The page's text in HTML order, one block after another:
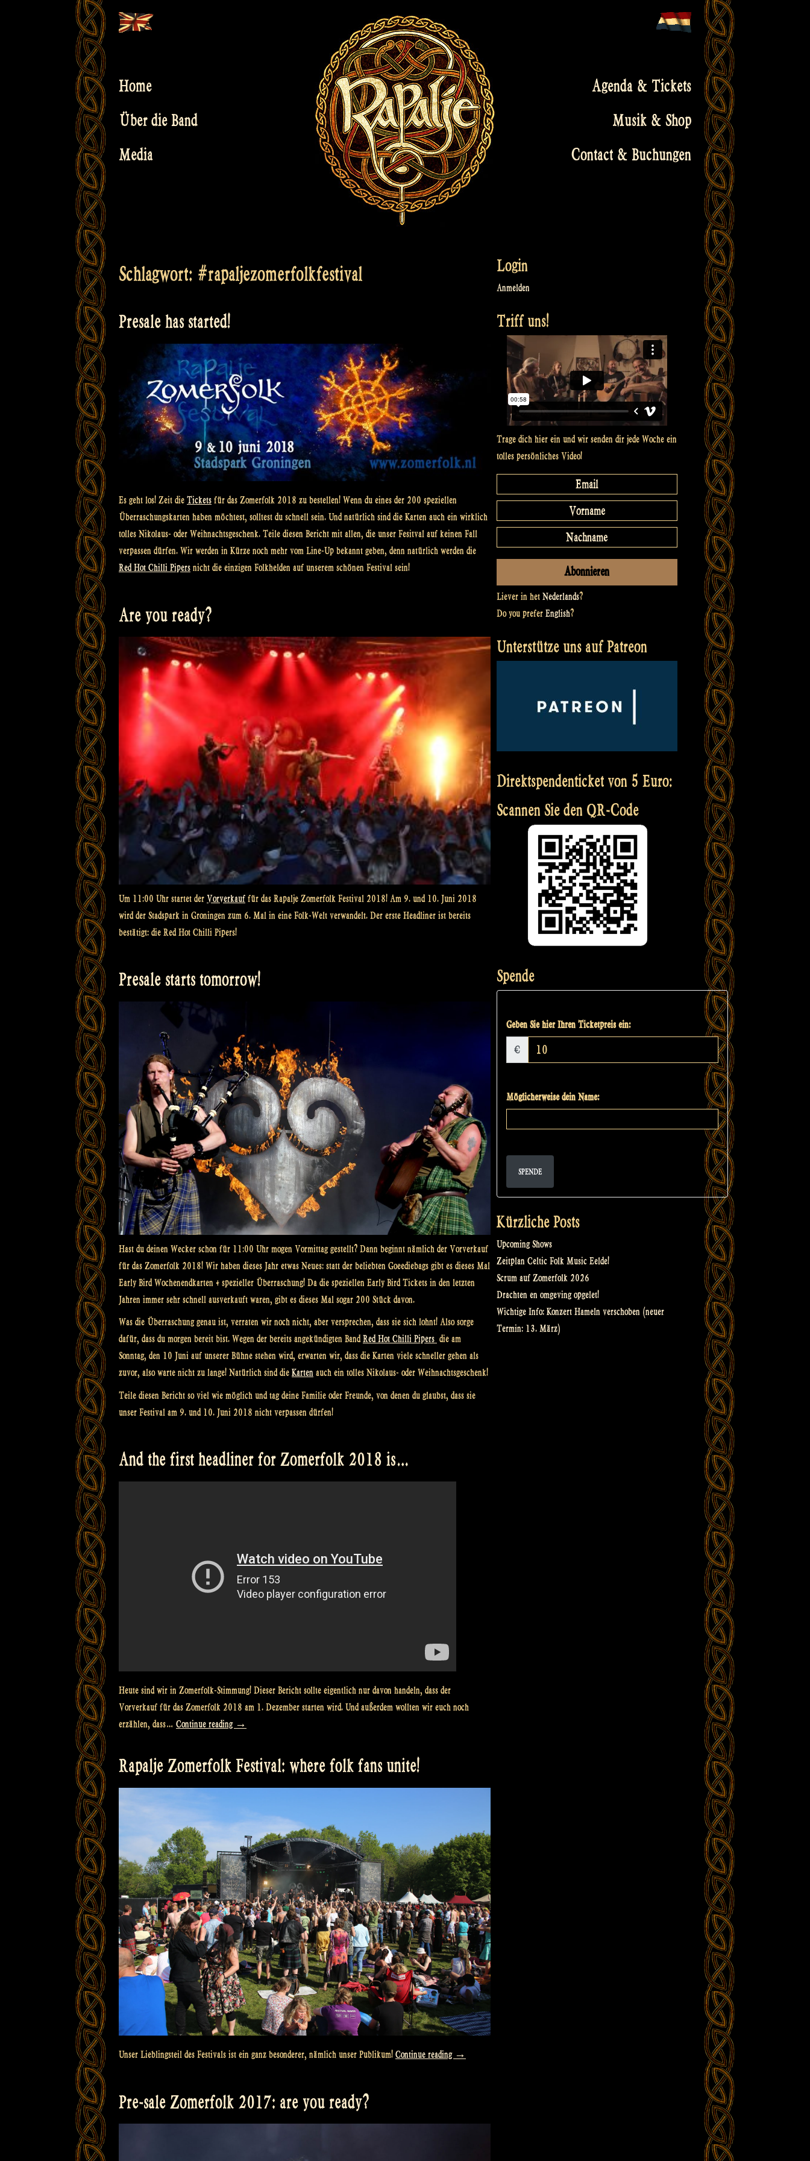
to
Home
Über die Band
Media
Agenda & Tickets
Musik & Shop
Contact & Buchungen
Schlagwort: #rapaljezomerfolkfestival
Presale has started!
Es geht los! Zeit die Tickets für das Zomerfolk 2018 zu bestellen! Wenn du eines der 200 speziellen
Überraschungskarten haben möchtest, solltest du schnell sein. Und natürlich sind die Karten auch ein wirklich
tolles Nikolaus- oder Weihnachtsgeschenk. Teile diesen Bericht mit allen, die unser Fesitval auf keinen Fall
verpassen dürfen. Wir werden in Kürze noch mehr vom Line-Up bekannt geben, denn natürlich werden die
Red Hot Chilli Pipers nicht die einzigen Folkhelden auf unserem schönen Festival sein!
Are you ready?
Um 11:00 Uhr startet der Vorverkauf für das Rapalje Zomerfolk Festival 2018! Am 9. und 10. Juni 2018
wird der Stadspark in Groningen zum 6. Mal in eine Folk-Welt verwandelt. Der erste Headliner ist bereits
bestätigt: die Red Hot Chilli Pipers!
Presale starts tomorrow!
Hast du deinen Wecker schon für 11:00 Uhr mogen Vormittag gestellt? Dann beginnt nämlich der Vorverkauf
für das Zomerfolk 2018! Wir haben dieses Jahr etwas Neues: statt der beliebten Goeediebags gibt es dieses Mal
Early Bird Wochenendkarten + spezieller Überraschung! Da die speziellen Early Bird Tickets in den letzten
Jahren immer sehr schnell ausverkauft waren, gibt es dieses Mal sogar 200 Stück davon.
Was die Überraschung genau ist, verraten wir noch nicht, aber versprechen, dass sie sich lohnt! Also sorge
dafür, dass du morgen bereit bist. Wegen der bereits angekündigten BandRed Hot Chilli Pipers die am
Sonntag, den 10 Juni auf unserer Bühne stehen wird, erwarten wir, dass die Karten viele schneller gehen als
zuvor, also warte nicht zu lange! Natürlich sind die Karten auch ein tolles Nikolaus- oder Weihnachtsgeschenk!
Teile diesen Bericht so viel wie möglich und tag deine Familie oder Freunde, von denen du glaubst, dass sie
unser Festival am 9. und 10. Juni 2018 nicht verpassen dürfen!
And the first headliner for Zomerfolk 2018 is…
Heute sind wir in Zomerfolk-Stimmung! Dieser Bericht sollte eigentlich nur davon handeln, dass der
Vorverkauf für das Zomerfolk 2018 am 1. Dezember starten wird. Und außerdem wollten wir euch noch
erzählen, dass… Continue reading „And
first
headliner
for
2018
is…“
→
Rapalje Zomerfolk Festival: where folk fans unite!
Unser Lieblingsteil des Festivals ist ein ganz besonderer, nämlich unser Publikum! Continue reading „Rapalje
folk
→
Pre-sale Zomerfolk 2017: are you ready?
Login
Anmelden
Triff uns!
Trage dich hier ein und wir senden dir jede Woche ein
tolles persönliches Video!
Liever in het Nederlands?
Do you prefer English?
Unterstütze uns auf Patreon
Direktspendenticket von 5 Euro:
Scannen Sie den QR-Code
Spende
Geben Sie hier Ihren Ticketpreis ein:
€
Möglicherweise dein Name:
SPENDE
Kürzliche Posts
Upcoming Shows
Zeitplan Celtic Folk Music Eelde!
Scrum auf Zomerfolk 2026
Drachten en omgeving opgelet!
Wichtige Info: Konzert Hameln verschoben (neuer
Termin: 13. März)